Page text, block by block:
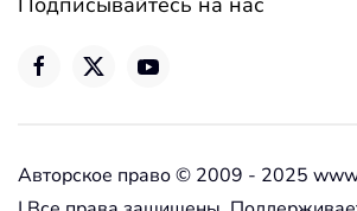
Авторское право © 2009 - 2025